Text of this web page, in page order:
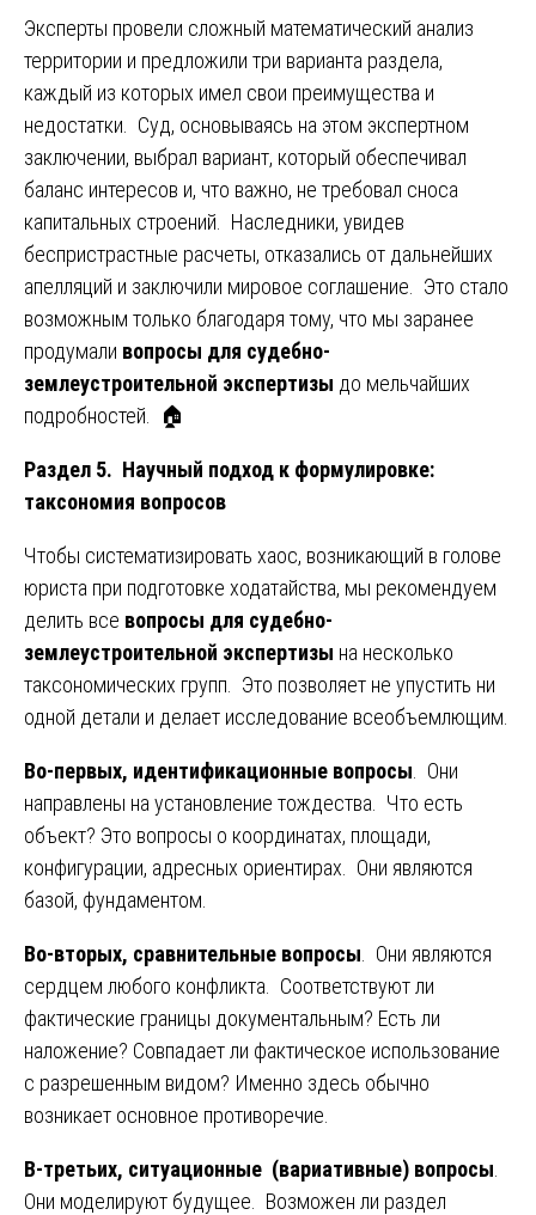
Эксперты провели сложный математический анализ
территории и предложили три варианта раздела,
каждый из которых имел свои преимущества и
недостатки. Суд, основываясь на этом экспертном
заключении, выбрал вариант, который обеспечивал
баланс интересов и, что важно, не требовал сноса
капитальных строений. Наследники, увидев
беспристрастные расчеты, отказались от дальнейших
апелляций и заключили мировое соглашение. Это стало
возможным только благодаря тому, что мы заранее
продумали вопросы для судебно-
землеустроительной экспертизы до мельчайших
подробностей. 🏠
Раздел 5. Научный подход к формулировке:
таксономия вопросов
Чтобы систематизировать хаос, возникающий в голове
юриста при подготовке ходатайства, мы рекомендуем
делить все вопросы для судебно-
землеустроительной экспертизы на несколько
таксономических групп. Это позволяет не упустить ни
одной детали и делает исследование всеобъемлющим.
Во-первых, идентификационные вопросы . Они
направлены на установление тождества. Что есть
объект? Это вопросы о координатах, площади,
конфигурации, адресных ориентирах. Они являются
базой, фундаментом.
Во-вторых, сравнительные вопросы . Они являются
сердцем любого конфликта. Соответствуют ли
фактические границы документальным? Есть ли
наложение? Совпадает ли фактическое использование
с разрешенным видом? Именно здесь обычно
возникает основное противоречие.
В-третьих, ситуационные (вариативные) вопросы
Они моделируют будущее. Возможен ли раздел